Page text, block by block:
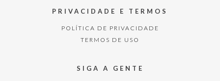
PRIVACIDADE E TERMOS
POLÍTICA DE PRIVACIDADE
TERMOS DE USO
SIGA A GENTE